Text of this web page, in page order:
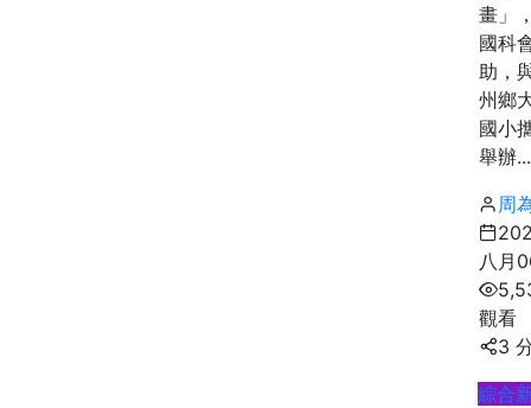
畫」
國科
助，
州鄉
國小
舉辦...
周
八月
觀看
3
綜合